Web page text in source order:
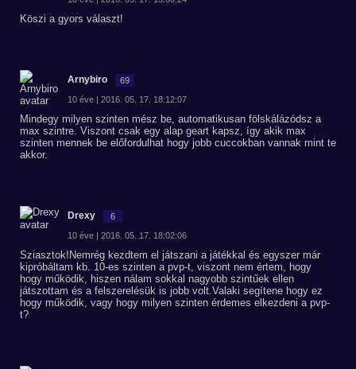
Köszi a gyors választ!
Arnybiro 69
10 éve | 2016. 05. 17. 18:12:07
Mindegy milyen szinten mész be, automatikusan fölskálázódsz a
max szintre. Viszont csak egy alap geart kapsz, így akik max
szinten mennek be előfordulhat hogy jobb cuccokban vannak mint te
akkor.
Drexy 6
10 éve | 2016. 05. 17. 18:02:06
Sziasztok!Nemrég kezdtem el játszani a játékkal és egyszer már
kipróbáltam kb. 10-es szinten a pvp-t, viszont nem értem, hogy
hogy működik, hiszen nálam sokkal nagyobb szintűek ellen
játszottam és a felszerelésük is jobb volt.Valaki segítene hogy ez
hogy működik, vagy hogy milyen szinten érdemes elkezdeni a pvp-
t?